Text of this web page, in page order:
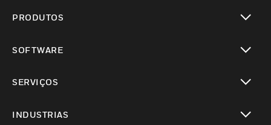
PRODUTOS
SOFTWARE
SERVIÇOS
INDUSTRIAS